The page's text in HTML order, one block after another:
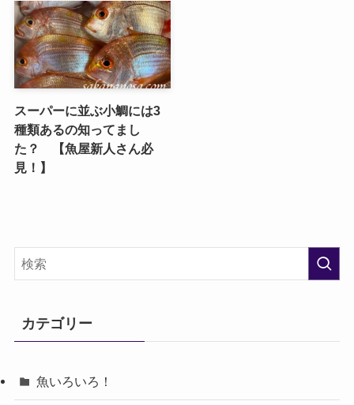
スーパーに並ぶ小鯛には3
種類あるの知ってまし
た？ 【魚屋新人さん必
見！】
カテゴリー
魚いろいろ！